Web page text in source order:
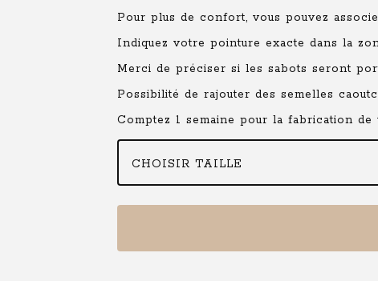
Pour plus de confort, vous pouvez
Indiquez votre pointure exacte dans la
Merci de préciser si les sabots seront
Possibilité de rajouter des semelles
Comptez 1 semaine pour la fabrication